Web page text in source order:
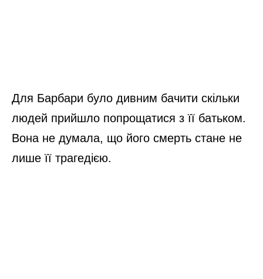
Для Барбари було дивним бачити скільки
людей прийшло попрощатися з її батьком.
Вона не думала, що його смерть стане не
лише її трагедією.